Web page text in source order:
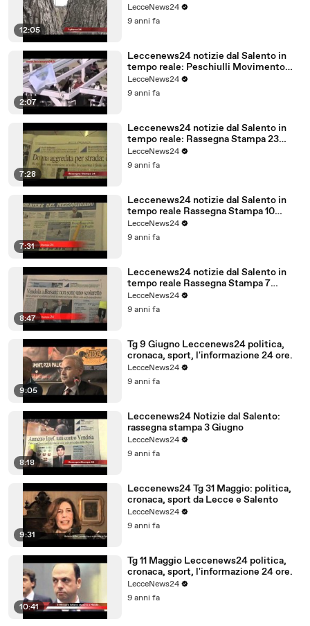
12:05
LecceNews24
9 anni fa
2:07
Leccenews24 notizie dal Salento in
tempo reale: Peschiulli Movimento
Regione Salento
LecceNews24
9 anni fa
7:28
Leccenews24 notizie dal Salento in
tempo reale: Rassegna Stampa 23
Febbraio
LecceNews24
9 anni fa
7:31
Leccenews24 notizie dal Salento in
tempo reale Rassegna Stampa 10
Giugno
LecceNews24
9 anni fa
8:47
Leccenews24 notizie dal Salento in
tempo reale Rassegna Stampa 7
Giugno
LecceNews24
9 anni fa
9:05
Tg 9 Giugno Leccenews24 politica,
cronaca, sport, l'informazione 24 ore.
LecceNews24
9 anni fa
8:18
Leccenews24 Notizie dal Salento:
rassegna stampa 3 Giugno
LecceNews24
9 anni fa
9:31
Leccenews24 Tg 31 Maggio: politica,
cronaca, sport da Lecce e Salento
LecceNews24
9 anni fa
10:41
Tg 11 Maggio Leccenews24 politica,
cronaca, sport, l'informazione 24 ore.
LecceNews24
9 anni fa